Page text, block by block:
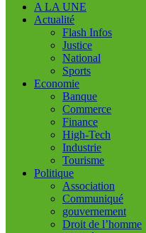
A LA UNE
Actualité
Flash Infos
Justice
National
Sports
Economie
Banque
Commerce
Finance
High-Tech
Industrie
Tourisme
Politique
Association
Communiqué
gouvernement
Droit de l’homme